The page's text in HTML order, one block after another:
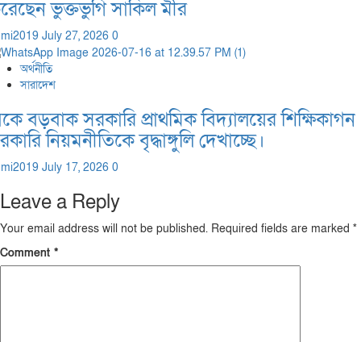
ভুক্তভুগি সাকিল মীর
July 27, 2026 0
অর্থনীতি
সারাদেশ
বড়বাক সরকারি প্রাথমিক বিদ্যালয়ের শিক্ষিকাগন
নিয়মনীতিকে বৃদ্ধাঙ্গুলি দেখাচ্ছে।
July 17, 2026 0
Leave a Reply
Your email address will not be published. Required fields are marked *
Comment *